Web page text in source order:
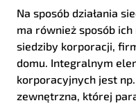
Na sposób działania
ma również sposób
siedziby korporacji,
domu. Integralnym
korporacyjnych jest
zewnętrzna, której